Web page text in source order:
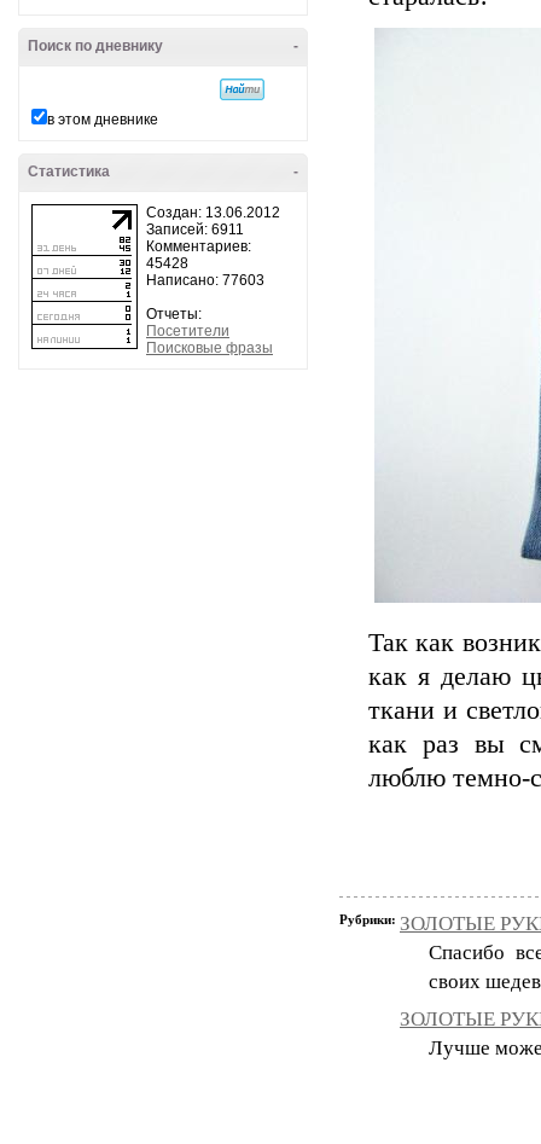
-
Поиск по дневнику
в этом дневнике
-
Статистика
Создан: 13.06.2012
Записей: 6911
Комментариев:
45428
Написано: 77603
Отчеты:
Посетители
Поисковые фразы
Так как
как я делаю
ткани и
как раз вы
люблю темно-
Рубрики: ЗОЛОТЫЕ
Спасибо
своих
ЗОЛОТЫЕ
Лучше